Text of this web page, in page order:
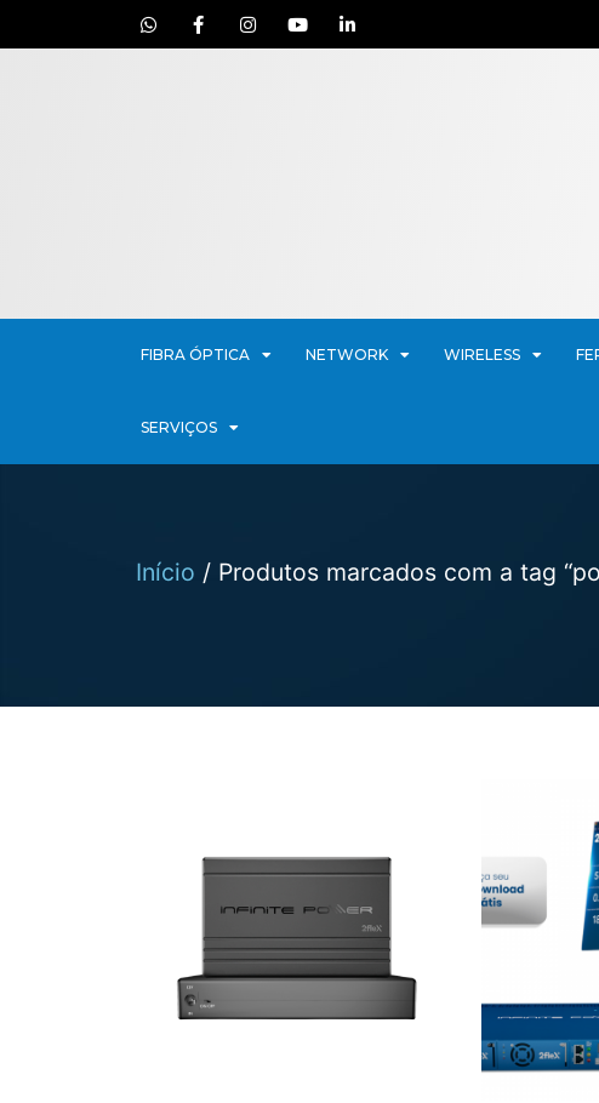
FIBRA ÓPTICA NETWORK WIRELESS
SERVIÇOS
Início / Produtos marcados com a tag